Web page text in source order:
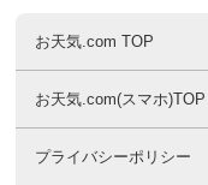
お天気.com TOP
お天気.com(スマホ)TOP
プライバシーポリシー